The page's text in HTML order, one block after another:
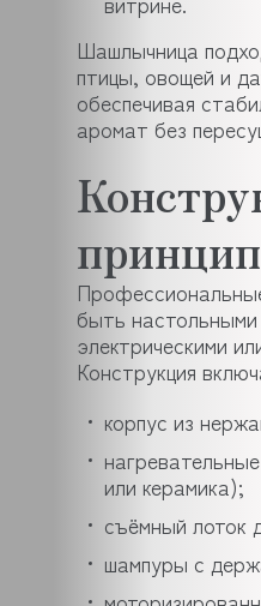
Шашлычница
птицы, овощей и
обеспечивая
аромат без
быть
электрическими
Конструкция
корпус из
или керамика);
съёмный лоток
шампуры с